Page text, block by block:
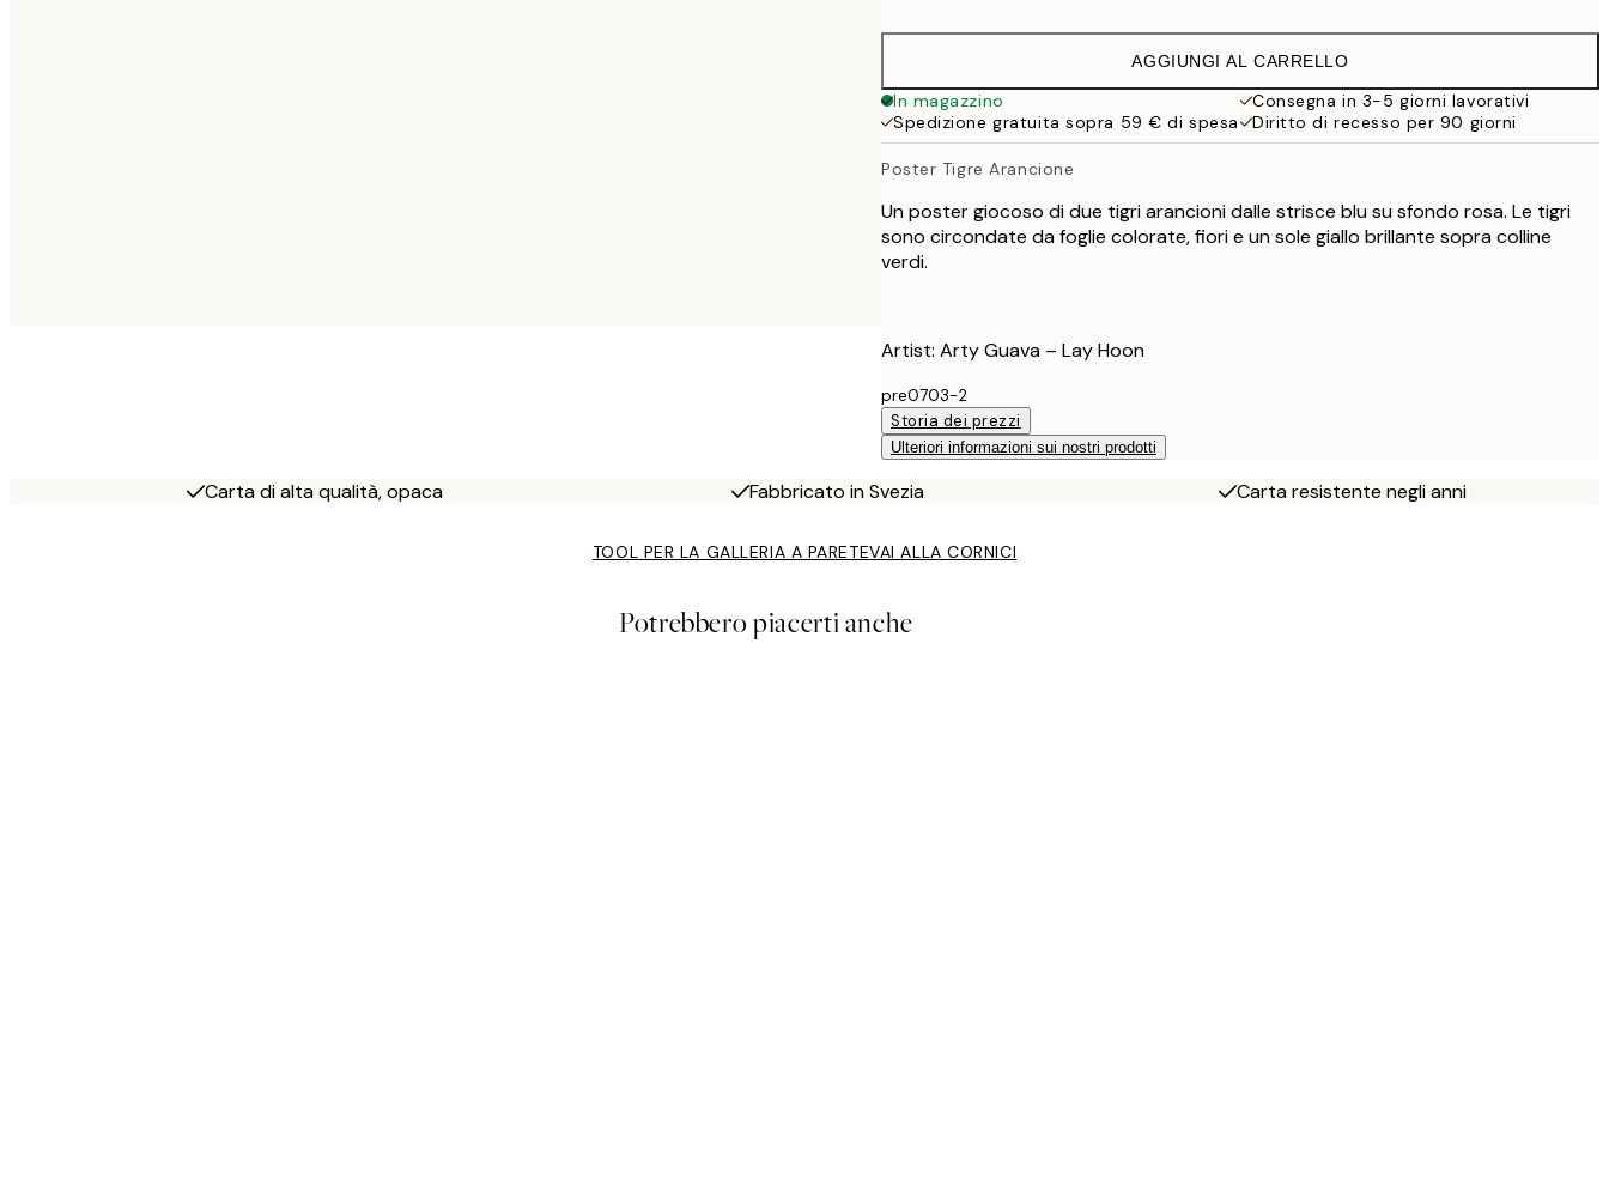
AGGIUNGI AL CARRELLO
In magazzino
Consegna in 3-5 giorni lavorativi
Spedizione gratuita sopra 59 € di spesa
Diritto di recesso per 90 giorni
Poster Tigre Arancione
Un poster giocoso di due tigri arancioni dalle strisce blu su sfondo rosa. Le tigri
sono circondate da foglie colorate, fiori e un sole giallo brillante sopra colline
verdi.
Artist: Arty Guava – Lay Hoon
pre0703-2
Storia dei prezzi
Ulteriori informazioni sui nostri prodotti
Carta di alta qualità, opaca Fabbricato in Svezia Carta resistente negli anni
TOOL PER LA GALLERIA A PARETEVAI ALLA CORNICI
Potrebbero piacerti anche